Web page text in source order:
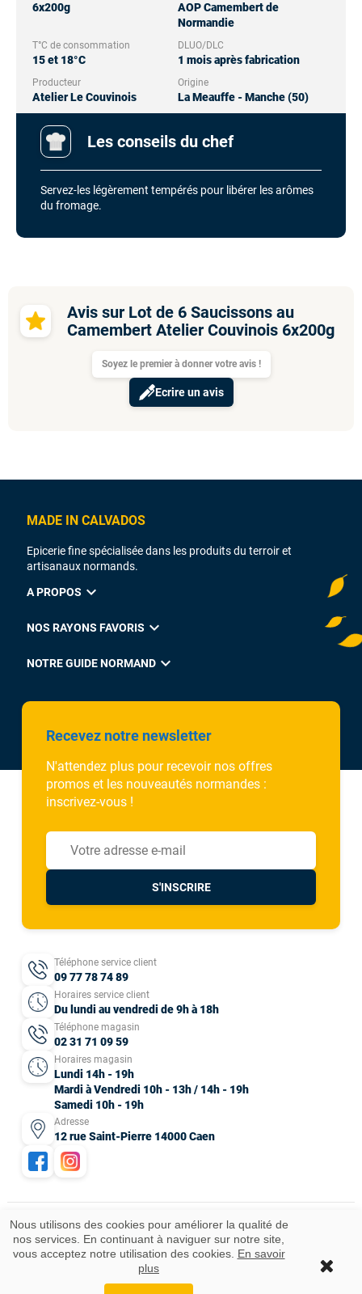
Ajouter au panier
6x200g
AOP Camembert de
Normandie
T°C de consommation
15 et 18°C
DLUO/DLC
1 mois après fabrication
Producteur
Atelier Le Couvinois
Origine
La Meauffe - Manche (50)
Les conseils du chef
Servez-les légèrement tempérés pour libérer les arômes
du fromage.
Avis sur Lot de 6 Saucissons au
Camembert Atelier Couvinois 6x200g
Soyez le premier à donner votre avis !
Ecrire un avis
MADE IN CALVADOS
Epicerie fine spécialisée dans les produits du terroir et
artisanaux normands.
A PROPOS expand_more
NOS RAYONS FAVORIS expand_more
NOTRE GUIDE NORMAND expand_more
Recevez notre newsletter
N'attendez plus pour recevoir nos offres
promos et les nouveautés normandes :
inscrivez-vous !
S'INSCRIRE
Téléphone service client
09 77 78 74 89
Horaires service client
Du lundi au vendredi de 9h à 18h
Téléphone magasin
02 31 71 09 59
Horaires magasin
Lundi 14h - 19h
Mardi à Vendredi 10h - 13h / 14h - 19h
Samedi 10h - 19h
Adresse
12 rue Saint-Pierre 14000 Caen
Nous utilisons des cookies pour améliorer la qualité de
nos services. En continuant à naviguer sur notre site,
vous acceptez notre utilisation des cookies. En savoir
plus
Mentions légales CGV Données personnelles